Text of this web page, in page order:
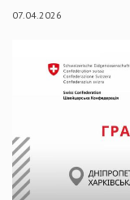
07.04.2026